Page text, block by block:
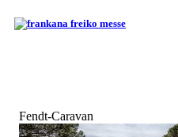
Fendt-Caravan